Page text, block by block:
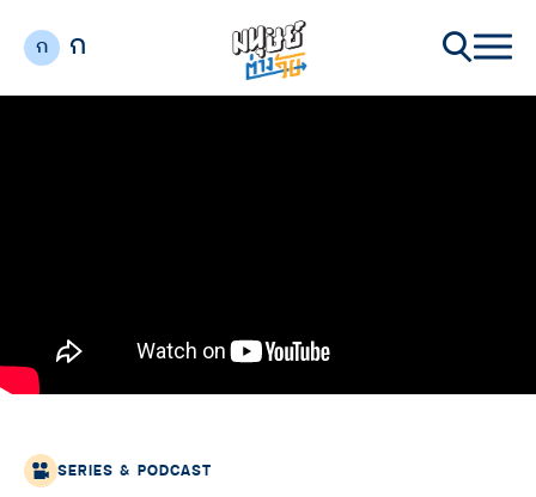
ก ก
SERIES & PODCAST